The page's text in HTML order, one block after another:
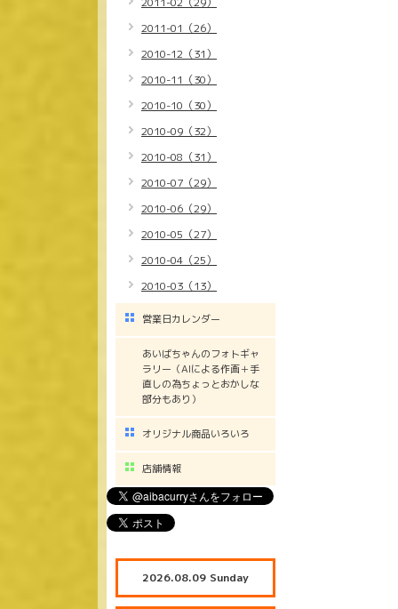
2011-01（26）
2010-12（31）
2010-11（30）
2010-10（30）
2010-09（32）
2010-08（31）
2010-07（29）
2010-06（29）
2010-05（27）
2010-04（25）
2010-03（13）
営業日カレンダー
あいばちゃんのフォトギャ
ラリー（AIによる作画＋手
直しの為ちょっとおかしな
部分もあり）
オリジナル商品いろいろ
店舗情報
2026.08.09 Sunday